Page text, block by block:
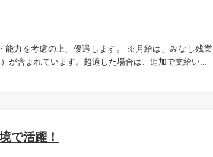
能力を考慮の上、優遇します。 ※月給は、みなし残業
が含まれています。超過した場合は、追加で支給い...
で活躍！